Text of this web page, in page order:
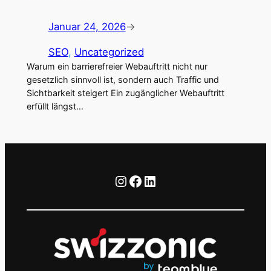
Januar 24, 2026→
SEO, Uncategorized
Warum ein barrierefreier Webauftritt nicht nur
gesetzlich sinnvoll ist, sondern auch Traffic und
Sichtbarkeit steigert Ein zugänglicher Webauftritt
erfüllt längst…
Instagram Facebook LinkedIn